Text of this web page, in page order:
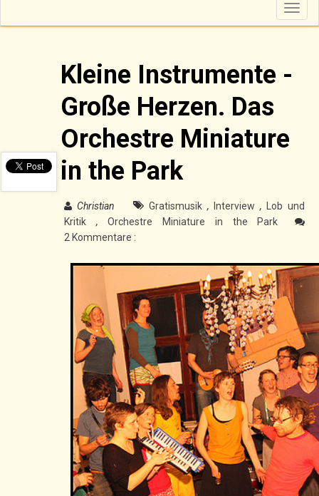
T
o
g
Kleine Instrumente -
Große Herzen. Das
Orchestre Miniature
in the Park
Christian Gratismusik , Interview ,
Lob und
Kritik ,Orchestre Miniature in the Park
2 Kommentare :